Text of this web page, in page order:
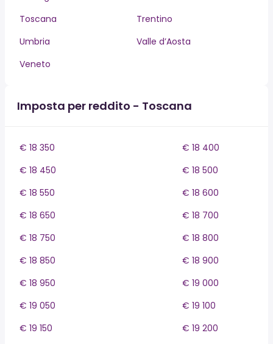
Toscana
Trentino
Umbria
Valle d’Aosta
Veneto
Imposta per reddito - Toscana
€ 18 350
€ 18 400
€ 18 450
€ 18 500
€ 18 550
€ 18 600
€ 18 650
€ 18 700
€ 18 750
€ 18 800
€ 18 850
€ 18 900
€ 18 950
€ 19 000
€ 19 050
€ 19 100
€ 19 150
€ 19 200